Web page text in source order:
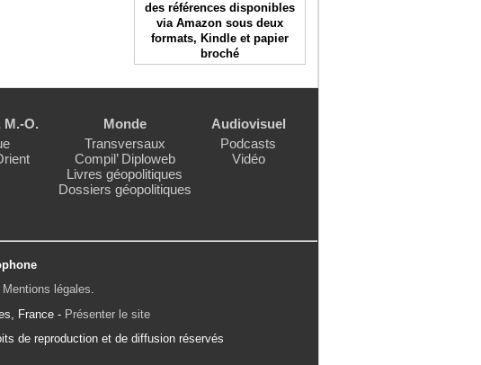
des références disponibles
via Amazon sous deux
formats, Kindle et papier
broché
O.
Monde
Transversaux
Compil’ Diploweb
Livres géopolitiques
Dossiers géopolitiques
Audiovisuel
Podcasts
Vidéo
Mentions légales.
France - Présenter le site
de reproduction et de diffusion réservés